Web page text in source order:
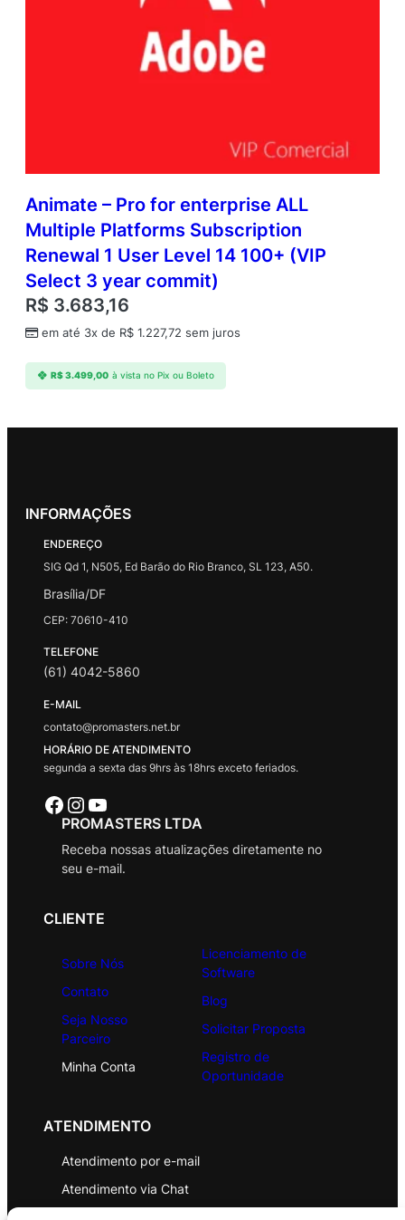
Animate – Pro for enterprise ALL
Multiple Platforms Subscription
Renewal 1 User Level 14 100+ (VIP
Select 3 year commit)
R$ 3.683,16
em até 3x de R$ 1.227,72 sem juros
R$3.499,00 à vista no Pix ou Boleto
INFORMAÇÕES
ENDEREÇO
SIG Qd 1, N505, Ed Barão do Rio Branco, SL 123, A50.
Brasília/DF
CEP: 70610-410
TELEFONE
(61) 4042-5860
E-MAIL
contato@promasters.net.br
HORÁRIO DE ATENDIMENTO
segunda a sexta das 9hrs às 18hrs exceto feriados.
Facebook Instagram Youtube
PROMASTERS LTDA
Receba nossas atualizações diretamente no
seu e-mail.
CLIENTE
Sobre Nós
Contato
Seja Nosso
Parceiro
Minha Conta
Licenciamento de
Software
Blog
Solicitar Proposta
Registro de
Oportunidade
ATENDIMENTO
Atendimento por e-mail
Atendimento via Chat